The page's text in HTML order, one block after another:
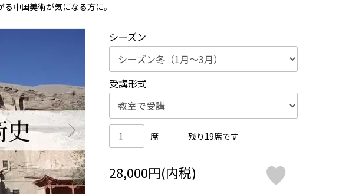
中国美術が気になる方に。
シーズン
受講形式
席 残り19席です
28,000円(内税)